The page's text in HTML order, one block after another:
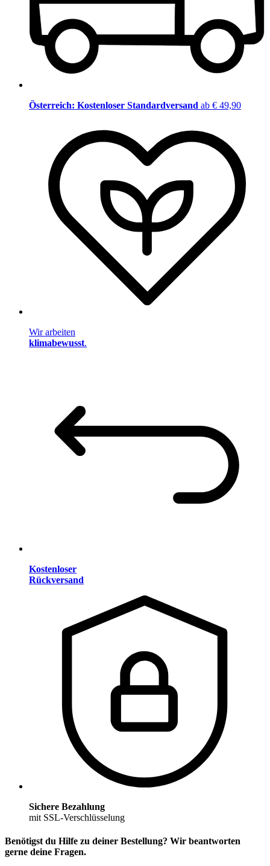
Österreich: Kostenloser Standardversand ab € 49,90
Wir arbeiten
klimabewusst.
Kostenloser
Rückversand
Sichere Bezahlung
mit SSL-Verschlüsselung
Benötigst du Hilfe zu deiner Bestellung? Wir beantworten
gerne deine Fragen.